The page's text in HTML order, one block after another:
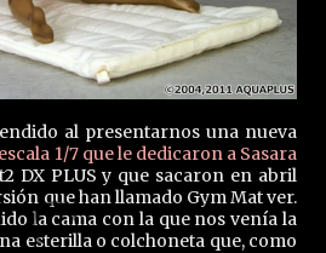
al presentarnos una nueva
1/7 que le dedicaron a Sasara
DX PLUS y que sacaron en abril
que han llamado Gym Mat ver.
la cama con la que nos venía la
esterilla o colchoneta que, como